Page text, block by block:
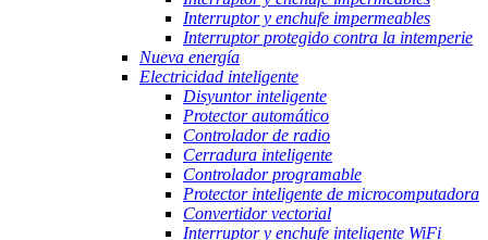
Interruptor y enchufe impermeables
Interruptor protegido contra la intemperie
Nueva energía
Electricidad inteligente
Disyuntor inteligente
Protector automático
Controlador de radio
Cerradura inteligente
Controlador programable
Protector inteligente de microcomputadora
Convertidor vectorial
Interruptor y enchufe inteligente WiFi